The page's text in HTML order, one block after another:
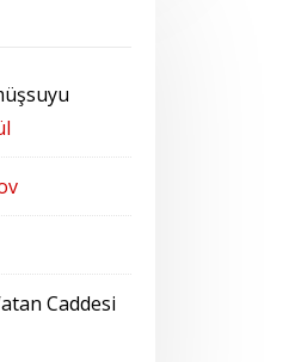
Caddesi